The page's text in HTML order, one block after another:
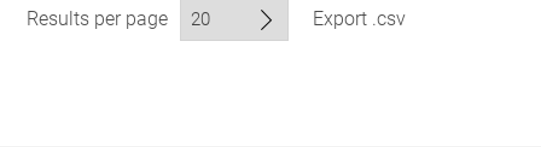
Results per page Export .csv